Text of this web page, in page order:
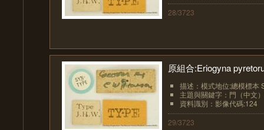
28/3723
原組合:Eriogyna
描述：模式地位:總模標本
主題與關鍵字：門（中文
資料識別：影像代碼:124
29/3723